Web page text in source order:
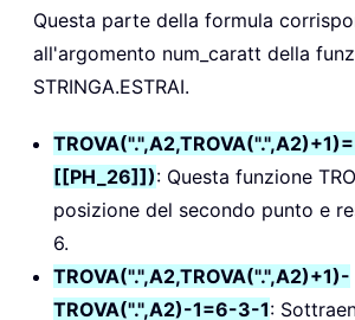
Questa parte della formula
all'argomento num_caratt della
STRINGA.ESTRAI.
[[PH_26]]): Questa funzione
posizione del secondo punto e
6.
TROVA(".",A2,TROVA(".",A2)+1)-
TROVA(".",A2)-1=6-3-1: